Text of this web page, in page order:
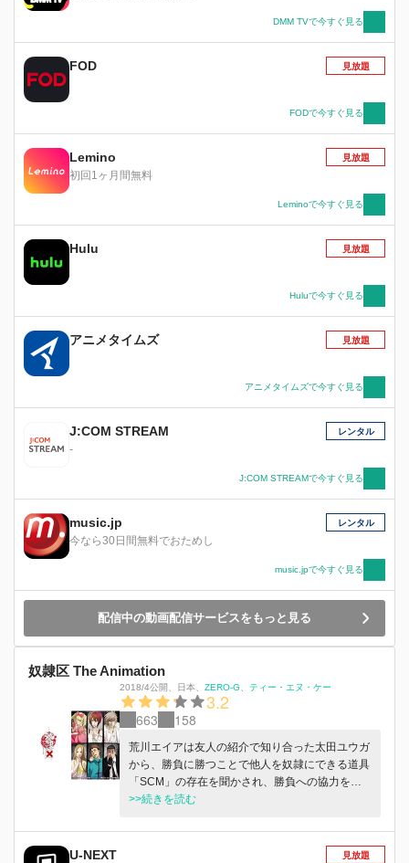
DMM TVで今すぐ見る
FOD 見放題
FODで今すぐ見る
Lemino
初回1ヶ月間無料
見放題
Leminoで今すぐ見る
Hulu 見放題
Huluで今すぐ見る
アニメタイムズ 見放題
アニメタイムズで今すぐ見る
J:COM STREAM
-
レンタル
J:COM STREAMで今すぐ見る
music.jp
今なら30日間無料でおためし
レンタル
music.jpで今すぐ見る
配信中の動画配信サービスをもっと見る
奴隷区 The Animation
2018/4公開 日本 ZERO-G ティー・エヌ・ケー
3.2
663 158
荒川エイアは友人の紹介で知り合った太田ユウガ
から、勝負に勝つことで他人を奴隷にできる道具
「SCM」の存在を聞かされ、勝負への協力を持
ちかけられる。同じくSCMを手にした、さまざ
バルゲームに巻き込まれ…？
>>続きを読む
U-NEXT 見放題